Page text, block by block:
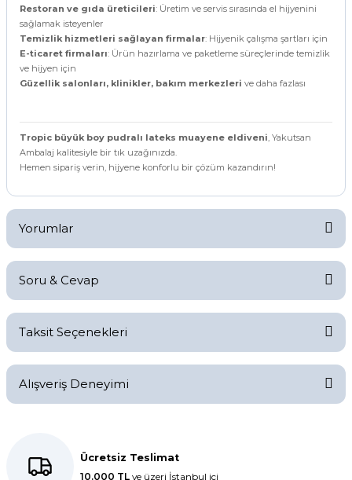
Restoran ve gıda üreticileri: Üretim ve servis sırasında el hijyenini
sağlamak isteyenler
Temizlik hizmetleri sağlayan firmalar: Hijyenik çalışma şartları için
E-ticaret firmaları: Ürün hazırlama ve paketleme süreçlerinde temizlik
ve hijyen için
Güzellik salonları, klinikler, bakım merkezleri ve daha fazlası
Tropic büyük boy pudralı lateks muayene eldiveni, Yakutsan
Ambalaj kalitesiyle bir tık uzağınızda.
Hemen sipariş verin, hijyene konforlu bir çözüm kazandırın!
Yorumlar
Yorum Yaz
Soru & Cevap
Soru Sor
Taksit Seçenekleri
Alışveriş Deneyimi
Ücretsiz Teslimat
10.000 TL ve üzeri İstanbul içi